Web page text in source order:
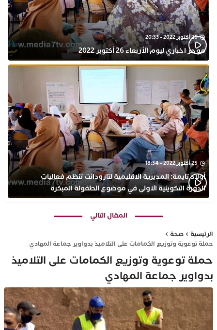
26 أكتوبر 2022 - 20:33
موجز اخباري ليوم الأربعاء 26 أكتوبر 2022
25 أكتوبر 2022 - 18:34
أولاد تايمة: المديرية الاقليمية لتارودانت تنظم فعاليات
الدورة التكوينية الاولى في موضوع الطفولة المبكرة
بمركز التكوين ثانوية الحسن الثاني التأهيلية
المقال التالي
الرئيسية
صحة
حملة توعوية وتوزيع الكمامات على التلاميذ بدواوير جماعة المهادي
حملة توعوية وتوزيع الكمامات على التلاميذ
بدواوير جماعة المهادي